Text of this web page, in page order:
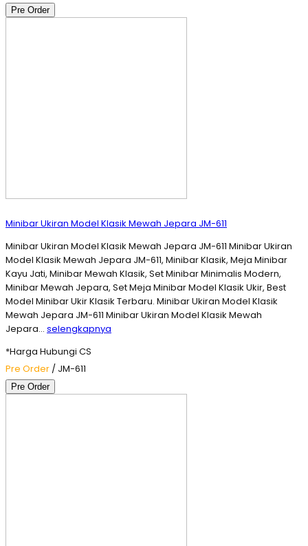
Pre Order
Minibar Ukiran Model Klasik Mewah Jepara JM-611
Minibar Ukiran Model Klasik Mewah Jepara JM-611 Minibar Ukiran
Model Klasik Mewah Jepara JM-611, Minibar Klasik, Meja Minibar
Kayu Jati, Minibar Mewah Klasik, Set Minibar Minimalis Modern,
Minibar Mewah Jepara, Set Meja Minibar Model Klasik Ukir, Best
Model Minibar Ukir Klasik Terbaru. Minibar Ukiran Model Klasik
Mewah Jepara JM-611 Minibar Ukiran Model Klasik Mewah
Jepara… selengkapnya
*Harga Hubungi CS
Pre Order / JM-611
Pre Order